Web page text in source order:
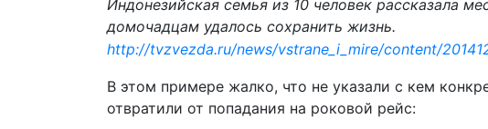
Индонезийская семья из 10 человек рассказала
домочадцам удалось сохранить жизнь.
http://tvzvezda.ru/news/vstrane_i_mire/content/
В этом примере жалко, что не указали с кем
отвратили от попадания на роковой рейс: